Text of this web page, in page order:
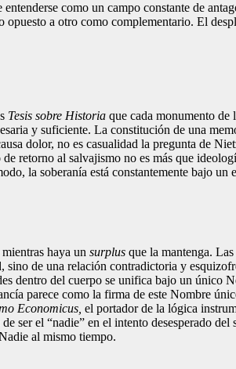
entenderse como un campo constante de
opuesto a otro como complementario. El
Tesis sobre Historia que cada monumento
y suficiente. La constitución de una
dolor, no es casualidad la pregunta de
retorno al salvajismo no es más que
la soberanía está constantemente bajo un
haya unsurplus que la mantenga.
sino de una relación contradictoria y
dentro del cuerpo se unifica bajo un único
parece como la firma de este Nombre
Economicus,el portador de la lógica
ser el “nadie” en el intento desesperado
al mismo tiempo.